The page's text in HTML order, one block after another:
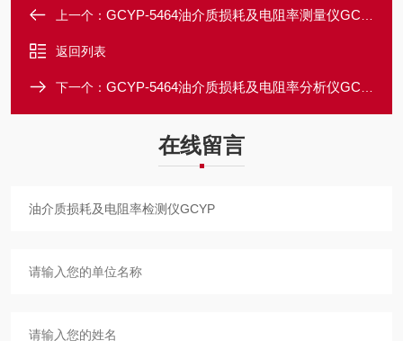
上一个： GCYP-5464油介质损耗及电阻率测量仪GCYP
返回列表
下一个： GCYP-5464油介质损耗及电阻率分析仪GCYP
在线留言